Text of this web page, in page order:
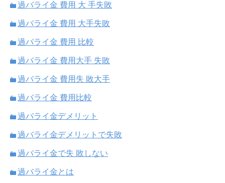
過バライ金 費用 大 手失敗
過バライ金 費用 大手失敗
過バライ金 費用 比較
過バライ金 費用大手 失敗
過バライ金 費用失 敗大手
過バライ金 費用比較
過バライ金デメリット
過バライ金デメリットで失敗
過バライ金で失 敗しない
過バライ金とは